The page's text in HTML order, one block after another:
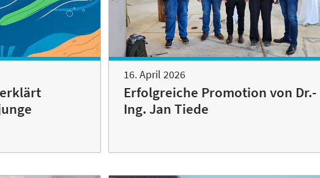
16. April 2026
Erfolgreiche Promotion von Dr.-
Ing. Jan Tiede